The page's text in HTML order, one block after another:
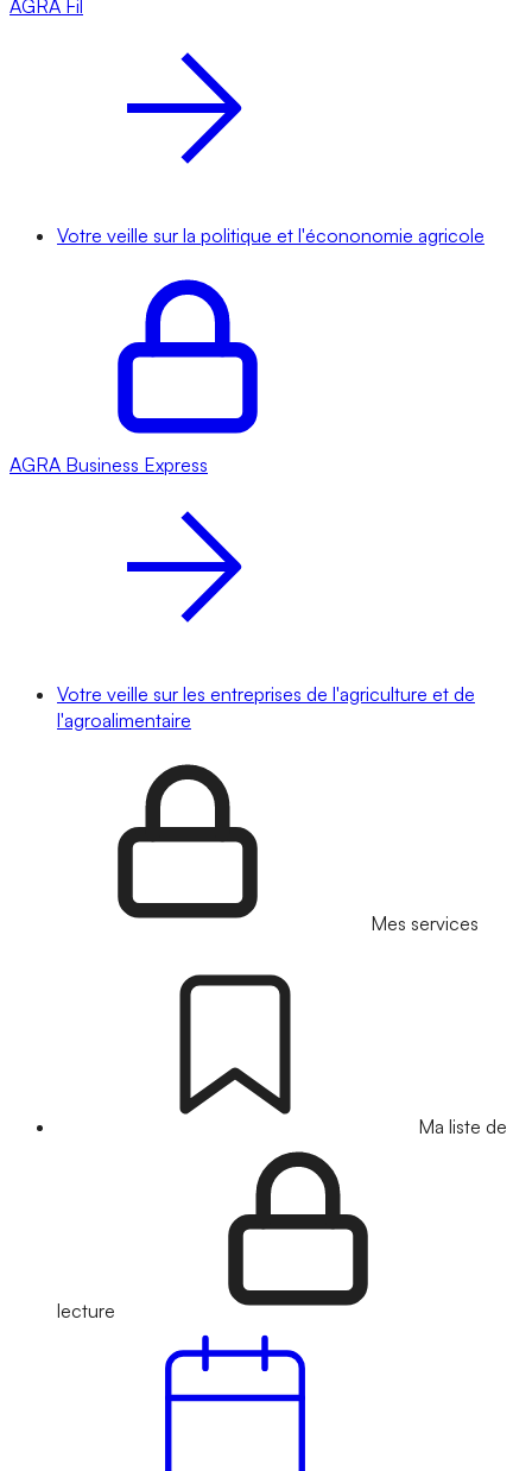
AGRA Fil
Votre veille sur la politique et l'écononomie agricole
AGRA Business Express
Votre veille sur les entreprises de l'agriculture et de
l'agroalimentaire
Mes services
Ma liste de
lecture